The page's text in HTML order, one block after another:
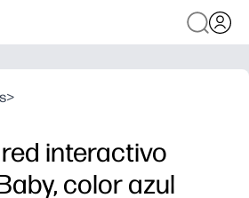
>
interactivo
color azul